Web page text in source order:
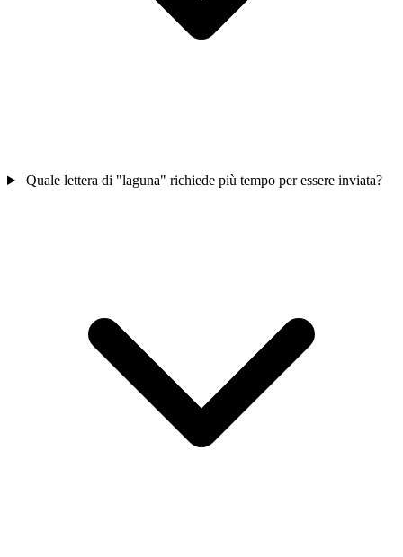
Quale lettera di "laguna" richiede più tempo per essere inviata?